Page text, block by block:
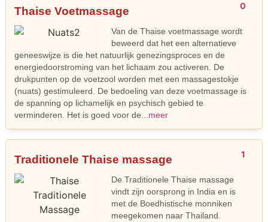
Thaise Voetmassage 0
Van de Thaise voetmassage wordt
beweerd dat het een alternatieve
geneeswijze is die het natuurlijk genezingsproces en de
energiedoorstroming van het lichaam zou activeren. De
drukpunten op de voetzool worden met een massagestokje
(nuats) gestimuleerd. De bedoeling van deze voetmassage is
de spanning op lichamelijk en psychisch gebied te
verminderen. Het is goed voor de ...meer
Traditionele Thaise massage 1
De Traditionele Thaise massage
vindt zijn oorsprong in India en is
met de Boedhistische monniken
meegekomen naar Thailand.